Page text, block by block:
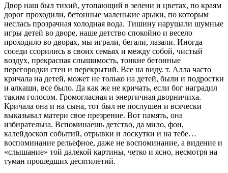
Двор наш был тихий, утопающий в зелени и цветах, по краям
дорог проходили, бетонные маленькие арыки, по которым
неслась прозрачная холодная вода. Тишину нарушали шумные
игры детей во дворе, наше детство спокойно и весело
проходило во дворах, мы играли, бегали, лазали. Иногда
соседи ссорились в своих семьях и между собой, чистый
воздух, прекрасная слышимость, тонкие бетонные
перегородки стен и перекрытий. Все на виду. т. Алла часто
кричала на детей, может не только на детей, были и подростки
и алкаши, все было. Да как же не кричать, если бог наградил
таким голосом. Громогласная и энергичная дворничиха.
Кричала она и на сына, тот был не послушен и всячески
выказывал матери свое презрение. Вот память, она
избирательна. Вспоминаешь детство, да мило, фон,
калейдоскоп событий, отрывки и лоскутки и на тебе…
воспоминание рельефное, даже не воспоминание, а видение и
«слышание» той далекой картины, четко и ясно, несмотря на
туман прошедших десятилетий.